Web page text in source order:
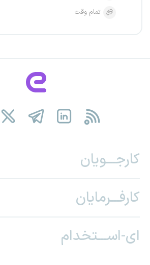
تمام وقت
کارجـــویان
کارفـــرمایان
ای-اســـتخدام